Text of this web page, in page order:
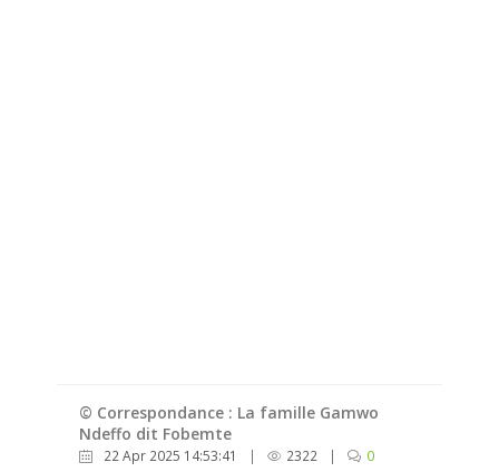
© Correspondance : La famille Gamwo
Ndeffo dit Fobemte
22 Apr 2025 14:53:41 | 2322 | 0